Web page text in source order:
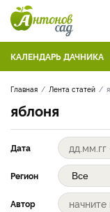
КАЛЕНДАРЬ ДАЧНИКА
Главная Лента статей
яблоня
Дата
Регион
Автор